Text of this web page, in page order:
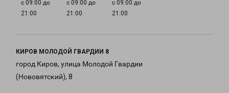
с 09:00 до
21:00
с 09:00 до
21:00
с 09:00 до
21:00
КИРОВ МОЛОДОЙ ГВАРДИИ 8
город Киров, улица Молодой Гвардии
(Нововятский), 8